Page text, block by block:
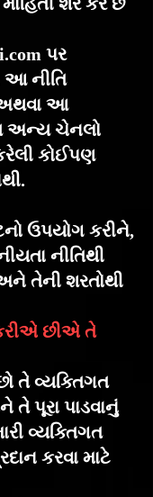
પર
આ નીતિ
આ
અન્ય ચેનલો
કોઈપણ
ઉપયોગ કરીને,
નીતિથી
તેની શરતોથી
છીએ તે
તે વ્યક્તિગત
તે પૂરા પાડવાનું
વ્યક્તિગત
કરવા માટે